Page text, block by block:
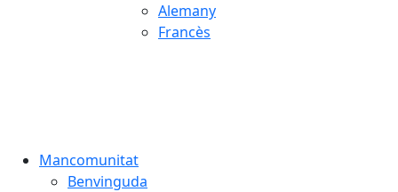
Alemany
Francès
Mancomunitat
Benvinguda